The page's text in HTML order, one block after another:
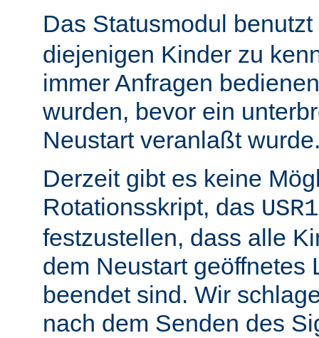
Das Statusmodul
diejenigen Kinder zu
immer Anfragen
wurden, bevor ein
Neustart veranlaßt
Derzeit gibt es keine
Rotationsskript, das USR1
festzustellen, dass alle
dem Neustart geöffnetes
beendet sind. Wir
nach dem Senden des